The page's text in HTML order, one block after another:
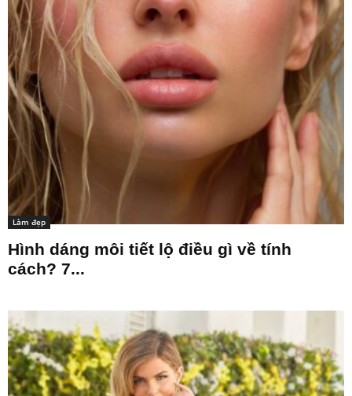
Làm đẹp
Hình dáng môi tiết lộ điều gì về tính
cách? 7...